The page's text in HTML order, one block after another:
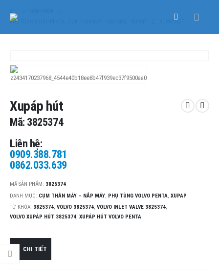
PHỤ TÙNG VOLVO PENTA
XUPÁP HÚT
Xupáp hút
Mã: 3825374
Liên hệ:
0909.388.781
0862.033.639
MÃ SẢN PHẨM: 3825374
DANH MỤC: CỤM THÂN MÁY – NẮP MÁY PHỤ TÙNG VOLVO PENTA XUPAP
TỪ KHÓA: 3825374, VOLVO 3825374, VOLVO INLET VALVE 3825374,
VOLVO XUPÁP HÚT 3825374, XUPÁP HÚT VOLVO PENTA
CHI TIẾT